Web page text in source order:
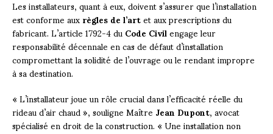
Les installateurs, quant à eux, doivent s’assurer que l’installation
est conforme auxrègles de l’artet aux prescriptions du
fabricant. L’article 1792-4 duCode Civilengage leur
responsabilité décennale en cas de défaut d’installation
compromettant la solidité de l’ouvrage ou le rendant impropre
à sa destination.
« L’installateur joue un rôle crucial dans l’efficacité réelle du
rideau d’air chaud », souligne MaîtreJean Dupont, avocat
spécialisé en droit de la construction. « Une installation non